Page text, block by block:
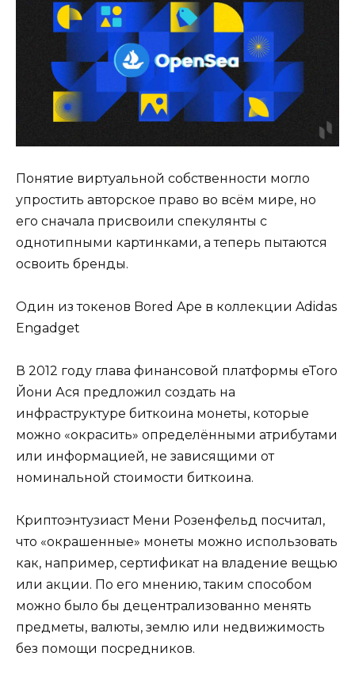
Понятие виртуальной собственности могло
упростить авторское право во всём мире, но
его сначала присвоили спекулянты с
однотипными картинками, а теперь пытаются
освоить бренды.
Один из токенов Bored Ape в коллекции Adidas
Engadget
В 2012 году глава финансовой платформы eToro
Йони Ася предложил создать на
инфраструктуре биткоина монеты, которые
можно «окрасить» определёнными атрибутами
или информацией, не зависящими от
номинальной стоимости биткоина.
Криптоэнтузиаст Мени Розенфельд посчитал,
что «окрашенные» монеты можно использовать
как, например, сертификат на владение вещью
или акции. По его мнению, таким способом
можно было бы децентрализованно менять
предметы, валюты, землю или недвижимость
без помощи посредников.